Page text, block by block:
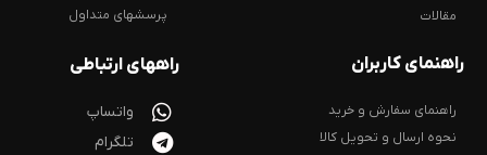
مقالات
پرسشهای متداول
راهنمای کاربران
راهنمای سفارش و خرید
نحوه ارسال و تحویل کالا
راههای ارتباطی
واتساپ
تلگرام